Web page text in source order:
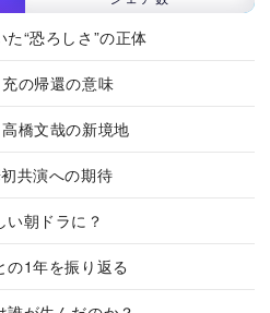
た“恐ろしさ”の正体
の帰還の意味
橋文哉の新境地
共演への期待
い朝ドラに？
の1年を振り返る